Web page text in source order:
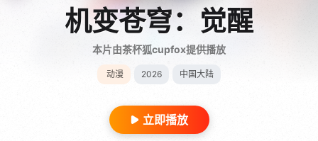
机变苍穹：觉醒
本片由茶杯狐cupfox提供播放
动漫 2026 中国大陆
立即播放